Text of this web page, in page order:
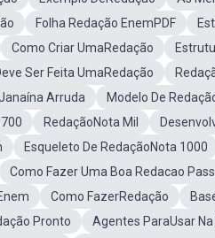
Folha Redação EnemPDF
Como Criar UmaRedação
Ser Feita UmaRedação
Arruda Modelo De
RedaçãoNota Mil
Esqueleto De RedaçãoNota 1000
Como Fazer Uma Boa Redacao
Como FazerRedação
Pronto
Agentes ParaUsar